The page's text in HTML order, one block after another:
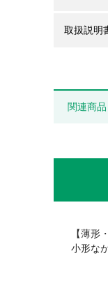
取扱説明
関連商品
【薄形
小形な